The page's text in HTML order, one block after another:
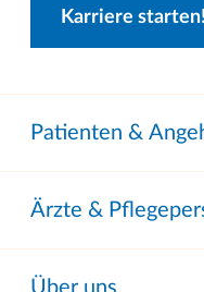
Karriere starten!
Patienten &
Ärzte &
Über uns